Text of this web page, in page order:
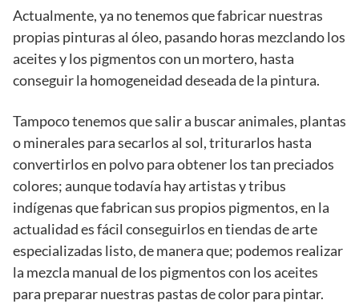
Actualmente, ya no tenemos que fabricar nuestras
propias pinturas al óleo, pasando horas mezclando los
aceites y los pigmentos con un mortero, hasta
conseguir la homogeneidad deseada de la pintura.
Tampoco tenemos que salir a buscar animales, plantas
o minerales para secarlos al sol, triturarlos hasta
convertirlos en polvo para obtener los tan preciados
colores; aunque todavía hay artistas y tribus
indígenas que fabrican sus propios pigmentos, en la
actualidad es fácil conseguirlos en tiendas de arte
especializadas listo, de manera que; podemos realizar
la mezcla manual de los pigmentos con los aceites
para preparar nuestras pastas de color para pintar.